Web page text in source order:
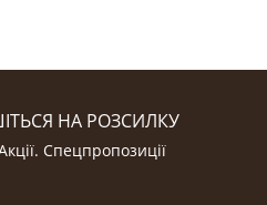
НА РОЗСИЛКУ
Cпецпропозиції